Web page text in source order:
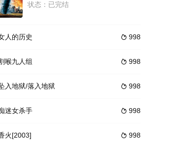
，又乘机诬奏彦荣叛国投敌。朝廷偏听偏信，
媒介，讲述了一对生活在北京胡同里的林家父子之间的故事
状态：已完结
 998
人的历史
 998
喉九人组
 998
入地狱/落入地狱
 998
迷女杀手
 998
火[2003]